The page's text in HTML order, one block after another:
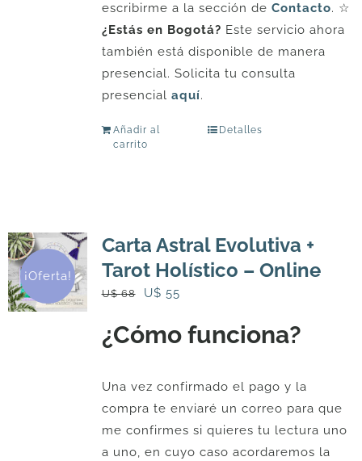
escribirme a la sección de Contacto. ☆
¿Estás en Bogotá? Este servicio ahora
también está disponible de manera
presencial. Solicita tu consulta
presencial aquí.
Añadir al
carrito
Detalles
¡Oferta!
Carta Astral Evolutiva +
Tarot Holístico – Online
U$68
El
original
68.
U$ 55El
actual
U$
55.
¿Cómo funciona?
Una vez confirmado el pago y la
compra te enviaré un correo para que
me confirmes si quieres tu lectura uno
a uno, en cuyo caso acordaremos la